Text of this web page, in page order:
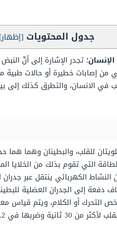
جدول المحتويات [إظهار]
؛ تجدر الإشارة إلى أنّ
إصابات خطيرة أو حالات طبية
الانسان، والتطرق كذلك إلى
للقلب، والبطينان وهما هما
التي تقوم بذلك من الخلايا
الكهربائي ينتقل عبر جدران
دفعة إلى الجدران العضلية
التحرك أو الكلام، ويتم قياس
وضربها في 2